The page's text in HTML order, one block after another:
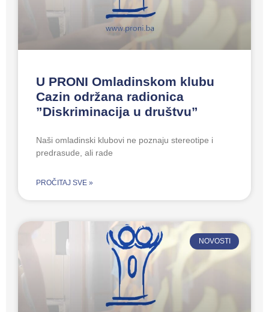
U PRONI Omladinskom klubu
Cazin održana radionica
”Diskriminacija u društvu”
Naši omladinski klubovi ne poznaju stereotipe i
predrasude, ali rade
PROČITAJ SVE »
NOVOSTI